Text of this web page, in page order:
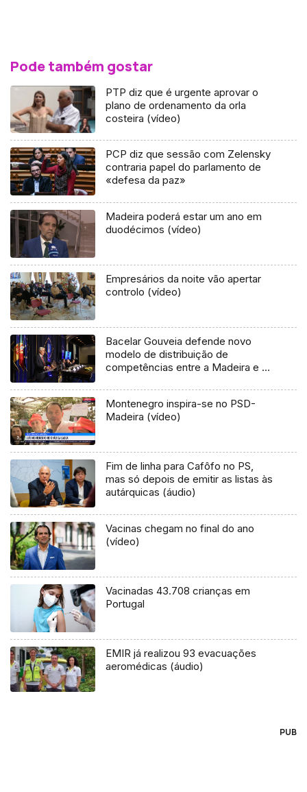
Pode também gostar
PTP diz que é urgente aprovar o
plano de ordenamento da orla
costeira (vídeo)
PCP diz que sessão com Zelensky
contraria papel do parlamento de
«defesa da paz»
Madeira poderá estar um ano em
duodécimos (vídeo)
Empresários da noite vão apertar
controlo (vídeo)
Bacelar Gouveia defende novo
modelo de distribuição de
competências entre a Madeira e o
Montenegro inspira-se no PSD-
Madeira (vídeo)
Fim de linha para Cafôfo no PS,
mas só depois de emitir as listas às
autárquicas (áudio)
Vacinas chegam no final do ano
(vídeo)
Vacinadas 43.708 crianças em
Portugal
EMIR já realizou 93 evacuações
aeromédicas (áudio)
PUB